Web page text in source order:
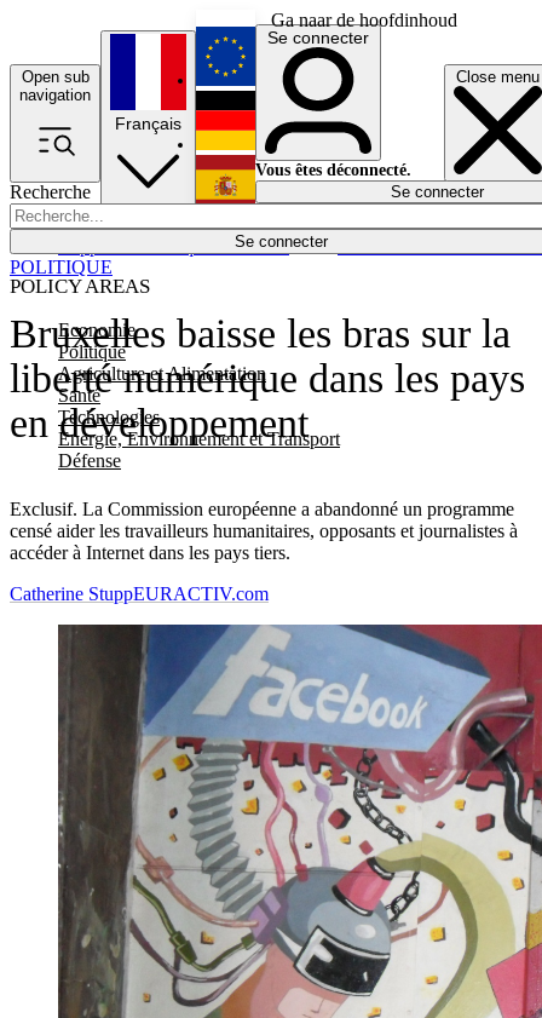
Ga naar de hoofdinhoud
Open sub
navigation
Close menu
Recherche
Se connecter
POLICY AREAS
Economie
Politique
Agriculture et Alimentation
Santé
Technologies
Energie, Environnement et Transport
Défense
Économie
Français
English
Deutsch
Español
Se connecter
Vous êtes déconnecté.
Se connecter
Bruxelles baisse les bras sur la
liberté numérique dans les pays
en développement
Exclusif. La Commission européenne a abandonné un programme
censé aider les travailleurs humanitaires, opposants et journalistes à
accéder à Internet dans les pays tiers.
POLITIQUE
Catherine StuppEURACTIV.com